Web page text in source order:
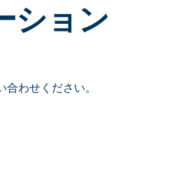
ション
わせください。